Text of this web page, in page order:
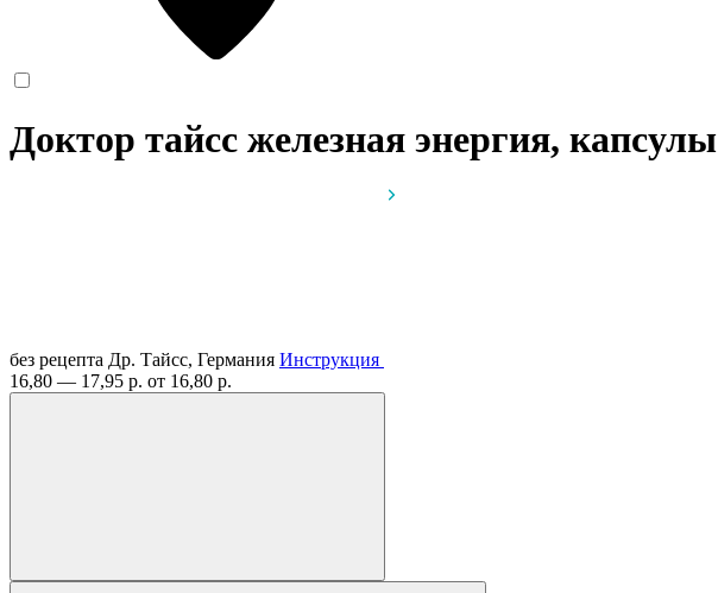
Доктор тайсс железная энергия, капсулы
без рецепта Др. Тайсс, Германия Инструкция
16,80 — 17,95 р. от 16,80 р.